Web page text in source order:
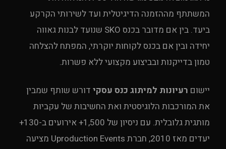
המשתתף מההזמנה הדיגיטלית ועד לשירותי הקרקע
ביעד. בין אם מדובר בכנס SKO שנועד לבנות גאווה
יחידה ובין אם בכנס לקוחות יוקרתי, המפתח להצלחה
טמון בדייקנות ובביצוע מקצועי ללא פשרות.
יישום רעיונות למיתוג כנס עסקי דורש שותף שמבין
את המורכבות הלוגיסטית ואת החשיבות של עקביות
מותגית גלובלית. עם ניסיון של 1,500+ אירועים ב-130+
יעדים מאז 2010, חברת Uproduction Events מציעה